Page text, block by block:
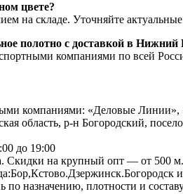
цвете?
на складе. Уточняйте
полотно с доставкой в Нижний
компаниями по всей
компаниями: «Деловые
область, р-н Богородский,
до 19:00
Скидки на крупный опт — от 500 м.
по назначению, плотности и